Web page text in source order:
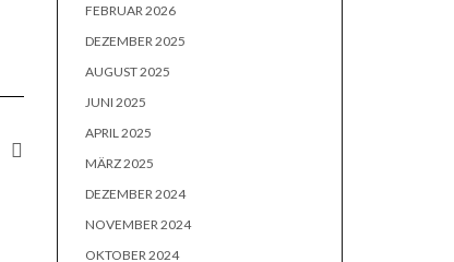
FEBRUAR 2026
DEZEMBER 2025
AUGUST 2025
JUNI 2025
APRIL 2025
MÄRZ 2025
DEZEMBER 2024
NOVEMBER 2024
OKTOBER 2024